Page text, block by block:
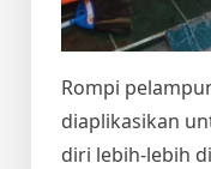
Rompi
diaplikasikan
diri lebih-lebih